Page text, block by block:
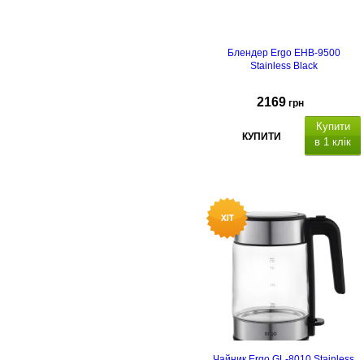
Блендер Ergo EHB-9500
Stainless Black
2169 грн
КУПИТИ
Купити
в 1 клік